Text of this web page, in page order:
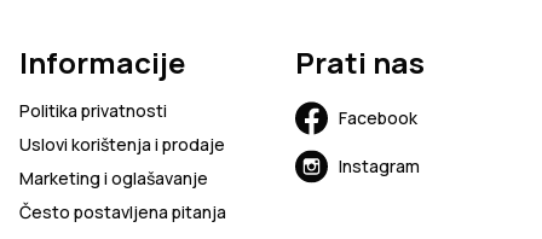
Informacije
Politika privatnosti
Uslovi korištenja i prodaje
Marketing i oglašavanje
Često postavljena pitanja
Prati nas
Facebook
Instagram